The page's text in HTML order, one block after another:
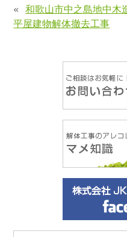
«和歌山市中之島地中木
平屋建物解体撤去工事